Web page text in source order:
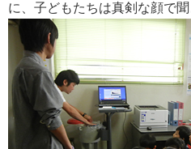
に、子どもたちは真剣な顔で聞